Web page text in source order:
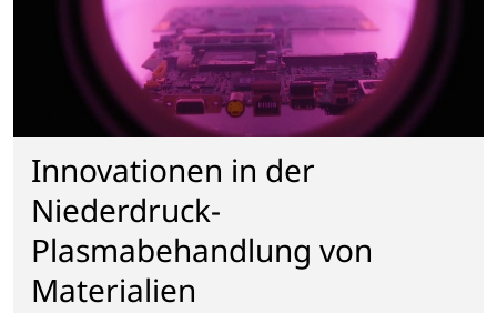
Innovationen in der
Niederdruck-
Plasmabehandlung von
Materialien